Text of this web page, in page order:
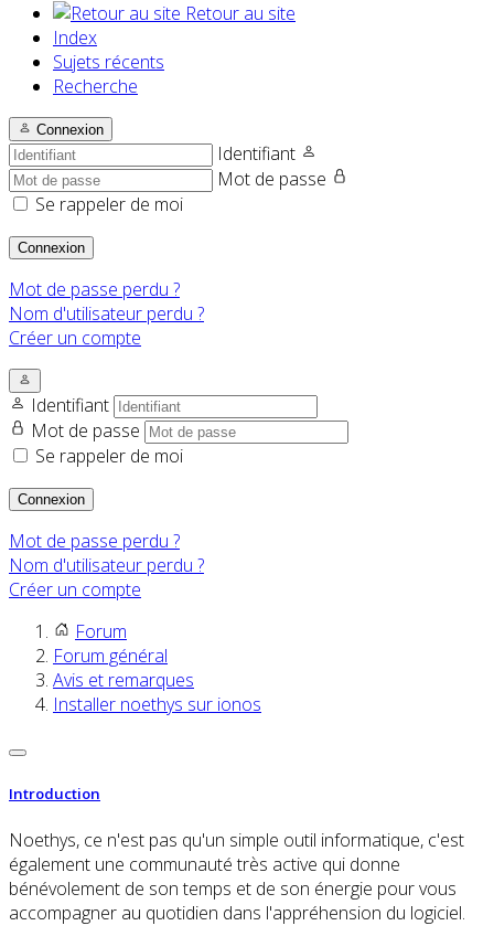
Retour au site
Index
Sujets récents
Recherche
Connexion
Identifiant
Mot de passe
Se rappeler de moi
Connexion
Mot de passe perdu ?
Nom d'utilisateur perdu ?
Créer un compte
Identifiant
Mot de passe
Se rappeler de moi
Connexion
Mot de passe perdu ?
Nom d'utilisateur perdu ?
Créer un compte
Forum
Forum général
Avis et remarques
Installer noethys sur ionos
Introduction
Noethys, ce n'est pas qu'un simple outil informatique, c'est
également une communauté très active qui donne
bénévolement de son temps et de son énergie pour vous
accompagner au quotidien dans l'appréhension du logiciel.